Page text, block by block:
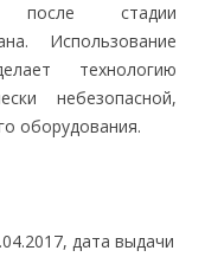
после стадии
Использование
технологию
небезопасной,
оборудования.
дата выдачи